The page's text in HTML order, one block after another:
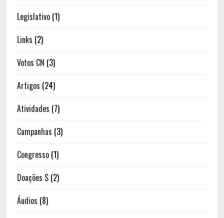
Legislativo(1)
Links (2)
Votos CN (3)
Artigos (24)
Atividades (7)
Campanhas (3)
Congresso(1)
Doações $(2)
Áudios (8)